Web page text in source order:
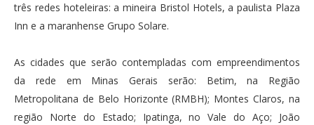
três redes hoteleiras: a mineira Bristol Hotels, a paulista Plaza
Inn e a maranhense Grupo Solare.
As cidades que serão contempladas com empreendimentos
da rede em Minas Gerais serão: Betim, na Região
Metropolitana de Belo Horizonte (RMBH); Montes Claros, na
região Norte do Estado; Ipatinga, no Vale do Aço; João